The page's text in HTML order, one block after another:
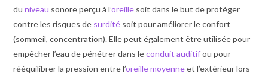
duniveau sonore perçu à l’oreille soit dans le but de protéger
contre les risques de surdité soit pour améliorer le confort
(sommeil, concentration). Elle peut également être utilisée pour
empêcher l’eau de pénétrer dans leconduit auditifou pour
rééquilibrer la pression entre l’oreille moyenneet l’extérieur lors